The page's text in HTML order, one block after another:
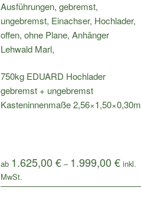
750kg EDUARD Hochlader
gebremst + ungebremst
Kasteninnenmaße 2,56×1,50×0,30m
ab 1.625,00 €– 1.999,00 €